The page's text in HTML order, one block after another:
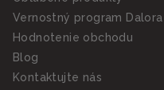
Vernostný program Dalora
Hodnotenie obchodu
Blog
Kontaktujte nás